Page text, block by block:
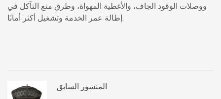
ووصلات الوقود الجاف، والأغطية المهواة، وطرق منع التآكل في
إطالة عمر الخدمة وتشغيل أكثر أمانًا.
المنشور السابق